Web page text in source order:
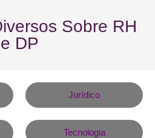
Sobre RH
e DP
Jurídico
Tecnologia